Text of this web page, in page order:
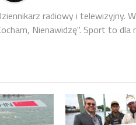
radiowy i telewizyjny.
Nienawidzę". Sport to